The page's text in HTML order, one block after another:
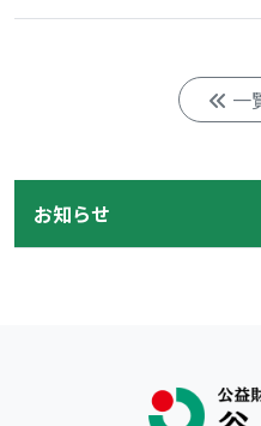
一
お知らせ